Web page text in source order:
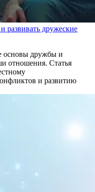
развивать дружеские
основы дружбы и
отношения. Статья
и развитию